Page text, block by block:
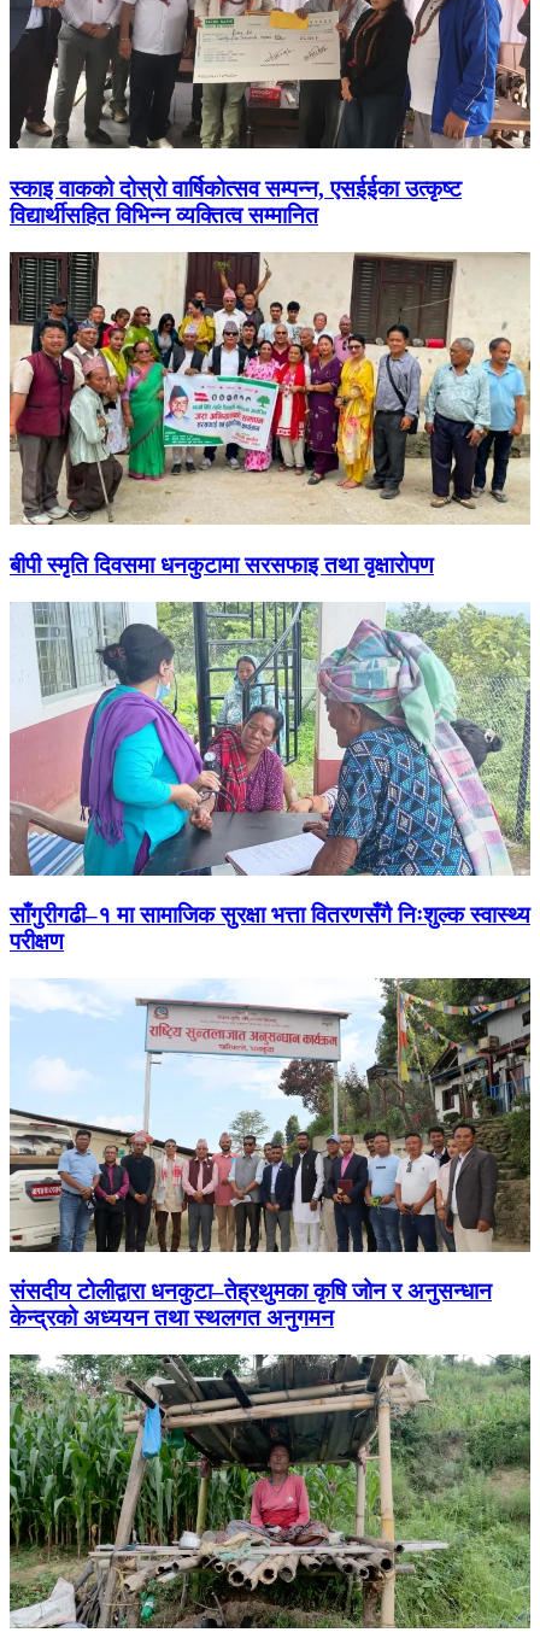
स्काइ वाकको दोस्रो वार्षिकोत्सव सम्पन्न, एसईईका उत्कृष्ट
विद्यार्थीसहित विभिन्न व्यक्तित्व सम्मानित
बीपी स्मृति दिवसमा धनकुटामा सरसफाइ तथा वृक्षारोपण
साँगुरीगढी–१ मा सामाजिक सुरक्षा भत्ता वितरणसँगै निःशुल्क स्वास्थ्य
परीक्षण
संसदीय टोलीद्वारा धनकुटा–तेह्रथुमका कृषि जोन र अनुसन्धान
केन्द्रको अध्ययन तथा स्थलगत अनुगमन